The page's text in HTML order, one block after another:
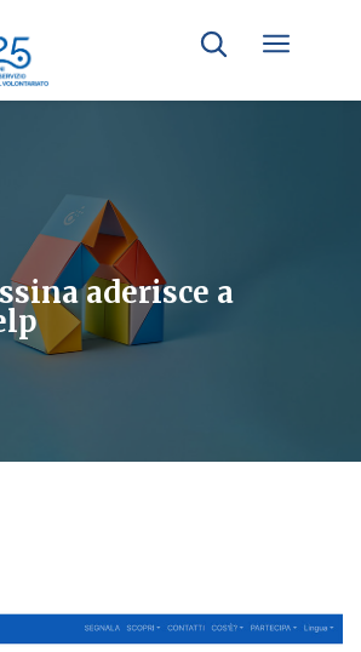
aderisce a